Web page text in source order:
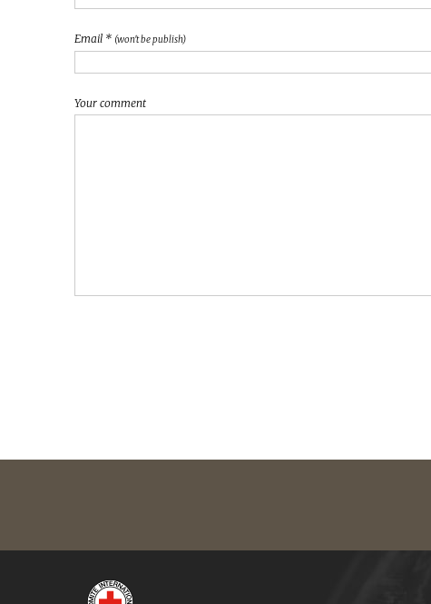
Email * (won't be publish)
Your comment